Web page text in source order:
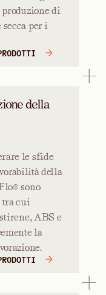
di
per i
della
le sfide
della
sono
tra cui
ABS e
la